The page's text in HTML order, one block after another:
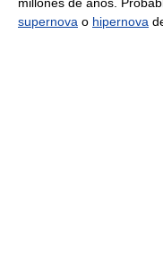
supernova o hipernova